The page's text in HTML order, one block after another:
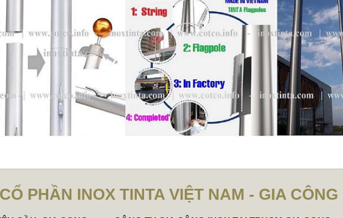
PHẦN INOX TINTA VIỆT NAM - GIA